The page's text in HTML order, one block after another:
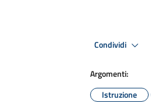
Condividi
Argomenti:
Istruzione